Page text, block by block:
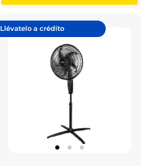
Llévatelo a crédito